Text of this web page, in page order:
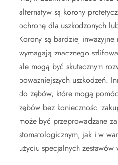
alternatyw są korony
ochronę dla uszkodzonych
Korony są bardziej
wymagają znacznego
ale mogą być skutecznym
poważniejszych uszkodzeń.
do zębów, które mogą
zębów bez konieczności
może być przeprowadzane
stomatologicznym, jak i w
użyciu specjalnych zestawów